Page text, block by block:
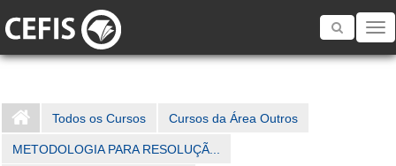
Toggle
Todos os Cursos Cursos da Área Outros
METODOLOGIA PARA RESOLUÇÃ...